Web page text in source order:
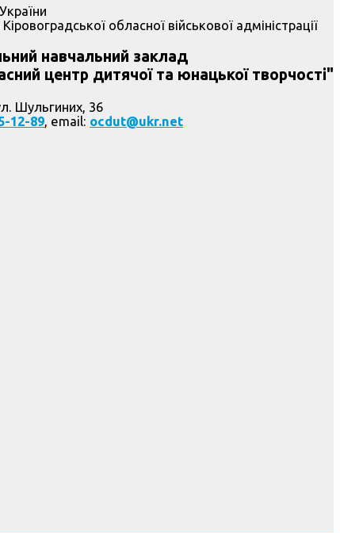
обласної військової адміністрації
навчальний заклад
центр дитячої та юнацької творчості"
Шульгиних, 36
12-89, email: ocdut@ukr.net